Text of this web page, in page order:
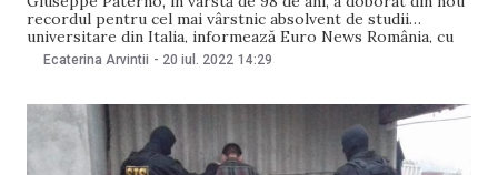
recordul pentru cel mai vârstnic absolvent de studii
universitare din Italia, informează Euro News România, cu
referire la Agerpres. Paterno a obținut diploma de master
Ecaterina Arvintii - 20 iul. 2022 14:29